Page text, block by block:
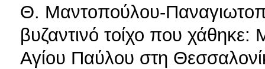
Θ. Μαντοπούλου-
βυζαντινό τοίχο που χάθηκε:
Αγίου Παύλου στη